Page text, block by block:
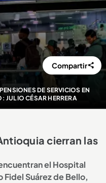
DE SERVICIOS EN
JULIO CÉSAR HERRERA
Compartir
cierran las
el Hospital
Fidel Suárez de Bello,